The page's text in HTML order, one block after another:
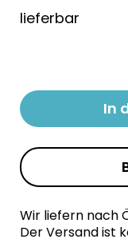
lieferbar
In
Wir liefern nach
Der Versand ist